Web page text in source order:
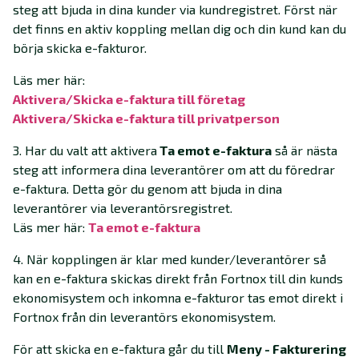
steg att bjuda in dina kunder via kundregistret. Först när
det finns en aktiv koppling mellan dig och din kund kan du
börja skicka e-fakturor.
Läs mer här:
Aktivera/Skicka e-faktura till företag‍
Aktivera/Skicka e-faktura till privatperson‍
3. Har du valt att aktiveraTa emot e-faktura så är nästa
steg att informera dina leverantörer om att du föredrar
e-faktura. Detta gör du genom att bjuda in dina
leverantörer via leverantörsregistret.
Läs mer här: Ta emot e-faktura‍
4. När kopplingen är klar med kunder/leverantörer så
kan en e-faktura skickas direkt från Fortnox till din kunds
ekonomisystem och inkomna e-fakturor tas emot direkt i
Fortnox från din leverantörs ekonomisystem.
För att skicka en e-faktura går du till Meny - Fakturering